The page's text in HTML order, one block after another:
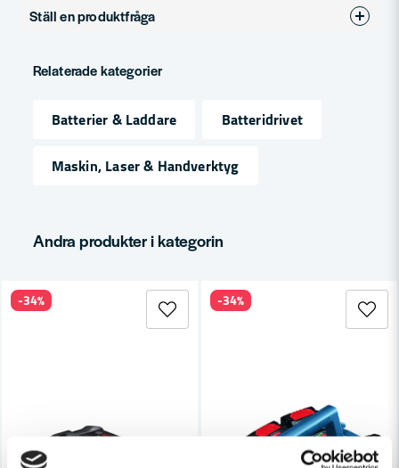
Varumärke Bosch Professional
Ställ en produktfråga
Fråga oss något om denna produkten...
Namn
Ja, ni får publicera min fråga
Relaterade kategorier
Batterier & Laddare
Batteridrivet
Maskin, Laser & Handverktyg
Andra produkter i kategorin
-34% -34%